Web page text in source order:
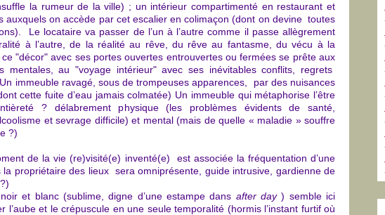
la rumeur de la ville) ; un intérieur compartimenté en restaurant et
auxquels on accède par cet escalier en colimaçon (dont on devine toutes
Le locataire va passer de l’un à l’autre comme il passe allègrement
à l’autre, de la réalité au rêve, du rêve au fantasme, du vécu à la
"décor" avec ses portes ouvertes entrouvertes ou fermées se prête aux
mentales, au "voyage intérieur" avec ses inévitables conflits, regrets
immeuble ravagé, sous de trompeuses apparences, par des nuisances
cette fuite d’eau jamais colmatée) Un immeuble qui métaphorise l’être
? délabrement physique (les problèmes évidents de santé,
et sevrage difficile) et mental (mais de quelle « maladie » souffre
?)
de la vie (re)visité(e) inventé(e) est associée la fréquentation d’une
la propriétaire des lieux sera omniprésente, guide intrusive, gardienne de
et blanc (sublime, digne d’une estampe dans after day) semble ici
l’aube et le crépuscule en une seule temporalité (hormis l’instant furtif où